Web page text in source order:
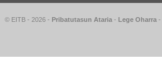
© EITB - 2026 - Pribatutasun Ataria - Lege Oharra -